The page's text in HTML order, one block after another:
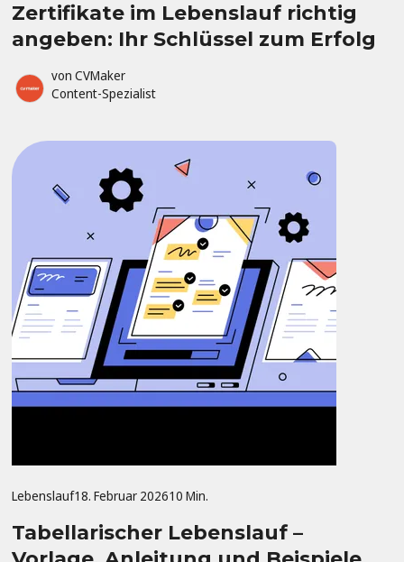
Zertifikate im Lebenslauf richtig
angeben: Ihr Schlüssel zum Erfolg
von CVMaker
Content-Spezialist
Tabellarischer Lebenslauf –
Lebenslauf18. Februar 202610 Min.